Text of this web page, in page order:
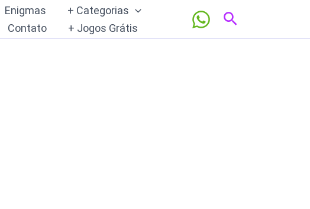
Enigmas
+ Categorias
Contato + Jogos Grátis
Pesquisar